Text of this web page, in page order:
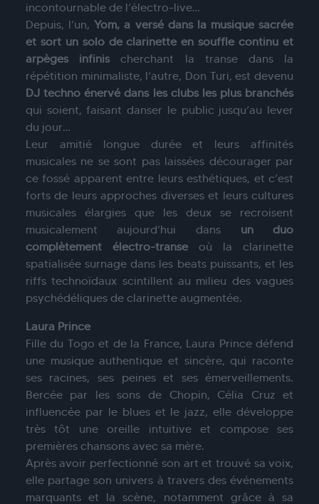
incontournable de l’électro-live…
Depuis, l’un, Yom, a versé dans la musique sacrée
et sort un solo de clarinette en souffle continu et
arpèges infinis cherchant la transe dans la
répétition minimaliste, l’autre, Don Turi, est devenu
DJ techno énervé dans les clubs les plus branchés
qui soient, faisant danser le public jusqu’au lever
du jour…
Leur amitié longue durée et leurs affinités
musicales ne se sont pas laissées décourager par
ce fossé apparent entre leurs esthétiques, et c’est
forts de leurs approches diverses et leurs cultures
musicales élargies que les deux se recroisent
musicalement aujourd’hui dans un duo
complètement électro-transe où la clarinette
spatialisée surnage dans les beats puissants, et les
riffs technoïdaux scintillent au milieu des vagues
psychédéliques de clarinette augmentée.
Laura Prince
Fille du Togo et de la France, Laura Prince défend
une musique authentique et sincère, qui raconte
ses racines, ses peines et ses émerveillements.
Bercée par les sons de Chopin, Célia Cruz et
influencée par le blues et le jazz, elle développe
très tôt une oreille intuitive et compose ses
premières chansons avec sa mère.
Après avoir perfectionné son art et trouvé sa voix,
elle partage son univers à travers des événements
marquants et la scène, notamment grâce à sa